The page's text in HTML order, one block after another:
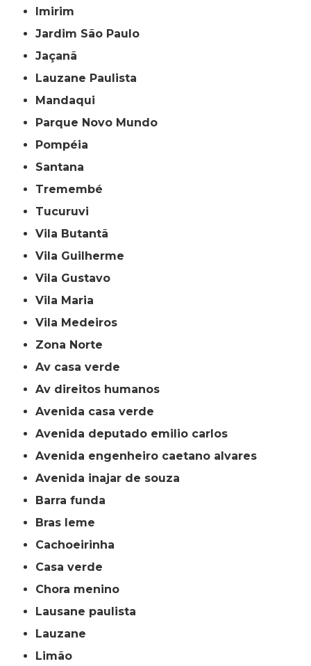
Imirim
Jardim São Paulo
Jaçanã
Lauzane Paulista
Mandaqui
Parque Novo Mundo
Pompéia
Santana
Tremembé
Tucuruvi
Vila Butantã
Vila Guilherme
Vila Gustavo
Vila Maria
Vila Medeiros
Zona Norte
av casa verde
av direitos humanos
avenida casa verde
avenida deputado emilio carlos
avenida engenheiro caetano alvares
avenida inajar de souza
barra funda
bras leme
cachoeirinha
casa verde
chora menino
lausane paulista
lauzane
limão